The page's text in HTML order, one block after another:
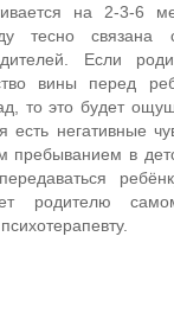
на 2-3-6
тесно связана
Если
вины перед
то это будет
есть негативные
пребыванием в
родителю